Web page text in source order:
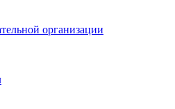
организации